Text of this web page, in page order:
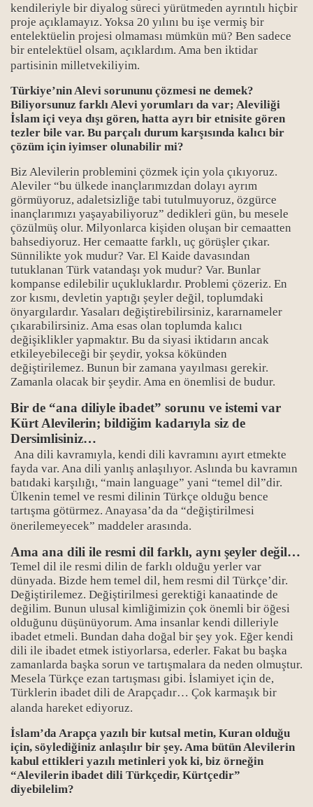
kendileriyle bir diyalog süreci yürütmeden ayrıntılı hiçbir
proje açıklamayız. Yoksa 20 yılını bu işe vermiş bir
entelektüelin projesi olmaması mümkün mü? Ben sadece
bir entelektüel olsam, açıklardım. Ama ben iktidar
partisinin milletvekiliyim.
Türkiye’nin Alevi sorununu çözmesi ne demek?
Biliyorsunuz farklı Alevi yorumları da var; Aleviliği
İslam içi veya dışı gören, hatta ayrı bir etnisite gören
tezler bile var. Bu parçalı durum karşısında kalıcı bir
çözüm için iyimser olunabilir mi?
Biz Alevilerin problemini çözmek için yola çıkıyoruz.
Aleviler “bu ülkede inançlarımızdan dolayı ayrım
görmüyoruz, adaletsizliğe tabi tutulmuyoruz, özgürce
inançlarımızı yaşayabiliyoruz” dedikleri gün, bu mesele
çözülmüş olur. Milyonlarca kişiden oluşan bir cemaatten
bahsediyoruz. Her cemaatte farklı, uç görüşler çıkar.
Sünnilikte yok mudur? Var. El Kaide davasından
tutuklanan Türk vatandaşı yok mudur? Var. Bunlar
kompanse edilebilir uçukluklardır. Problemi çözeriz. En
zor kısmı, devletin yaptığı şeyler değil, toplumdaki
önyargılardır. Yasaları değiştirebilirsiniz, kararnameler
çıkarabilirsiniz. Ama esas olan toplumda kalıcı
değişiklikler yapmaktır. Bu da siyasi iktidarın ancak
etkileyebileceği bir şeydir, yoksa kökünden
değiştirilemez. Bunun bir zamana yayılması gerekir.
Zamanla olacak bir şeydir. Ama en önemlisi de budur.
Bir de “ana diliyle ibadet” sorunu ve istemi var
Kürt Alevilerin; bildiğim kadarıyla siz de
Dersimlisiniz…
Ana dili kavramıyla, kendi dili kavramını ayırt etmekte
fayda var. Ana dili yanlış anlaşılıyor. Aslında bu kavramın
batıdaki karşılığı, “main language” yani “temel dil”dir.
Ülkenin temel ve resmi dilinin Türkçe olduğu bence
tartışma götürmez. Anayasa’da da “değiştirilmesi
önerilemeyecek” maddeler arasında.
Ama ana dili ile resmi dil farklı, aynı şeyler değil…
Temel dil ile resmi dilin de farklı olduğu yerler var
dünyada. Bizde hem temel dil, hem resmi dil Türkçe’dir.
Değiştirilemez. Değiştirilmesi gerektiği kanaatinde de
değilim. Bunun ulusal kimliğimizin çok önemli bir öğesi
olduğunu düşünüyorum. Ama insanlar kendi dilleriyle
ibadet etmeli. Bundan daha doğal bir şey yok. Eğer kendi
dili ile ibadet etmek istiyorlarsa, ederler. Fakat bu başka
zamanlarda başka sorun ve tartışmalara da neden olmuştur.
Mesela Türkçe ezan tartışması gibi. İslamiyet için de,
Türklerin ibadet dili de Arapçadır… Çok karmaşık bir
alanda hareket ediyoruz.
İslam’da Arapça yazılı bir kutsal metin, Kuran olduğu
için, söylediğiniz anlaşılır bir şey. Ama bütün Alevilerin
kabul ettikleri yazılı metinleri yok ki, biz örneğin
“Alevilerin ibadet dili Türkçedir, Kürtçedir”
diyebilelim?